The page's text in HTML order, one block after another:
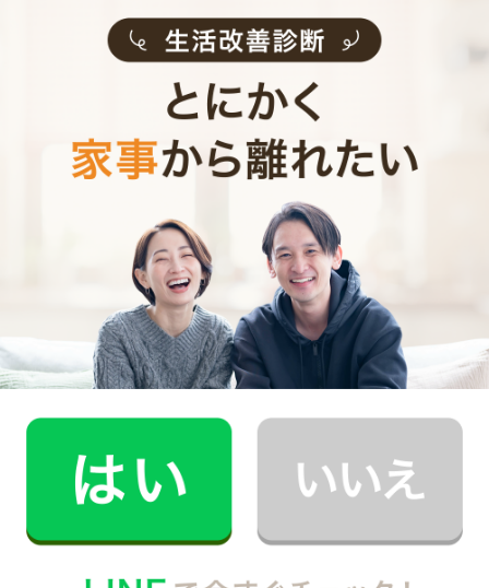
シンプルでお財布に優しい料金体系
スマホだけで24時間365日依頼可能（電話･事前訪問なし）
スタッフ･お客様双方への本人確認で安全
万が一の物損も損害保険があるから安心（適応の範囲内）
初めての家事代行でどうお願いすればいいのか分からな
い…、どんなスタッフが来るのか不安…といった方のため
2時間5,900円（税込･交通費込）のお試しプラン
用意しております。
少しでも興味を持っていただけましたら、CaSyで家事代
行デビューしてみませんか？
CaSyジャーナル編集部